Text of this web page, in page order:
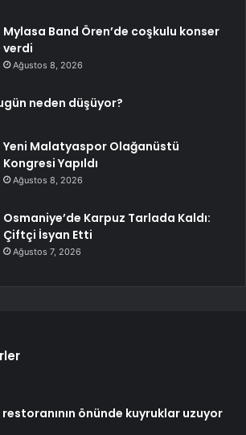
Mylasa Band Ören’de coşkulu konser
verdi
Ağustos 8, 2026
neden düşüyor?
Yeni Malatyaspor Olağanüstü
Kongresi Yapıldı
Ağustos 8, 2026
Osmaniye’de Karpuz Tarlada Kaldı:
Çiftçi İsyan Etti
Ağustos 7, 2026
restoranının önünde kuyruklar uzuyor